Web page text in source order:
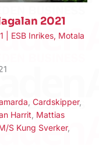
2021
ESB Inrikes, Motala
Cardskipper,
Harrit Mattias
S Kung Sverker,